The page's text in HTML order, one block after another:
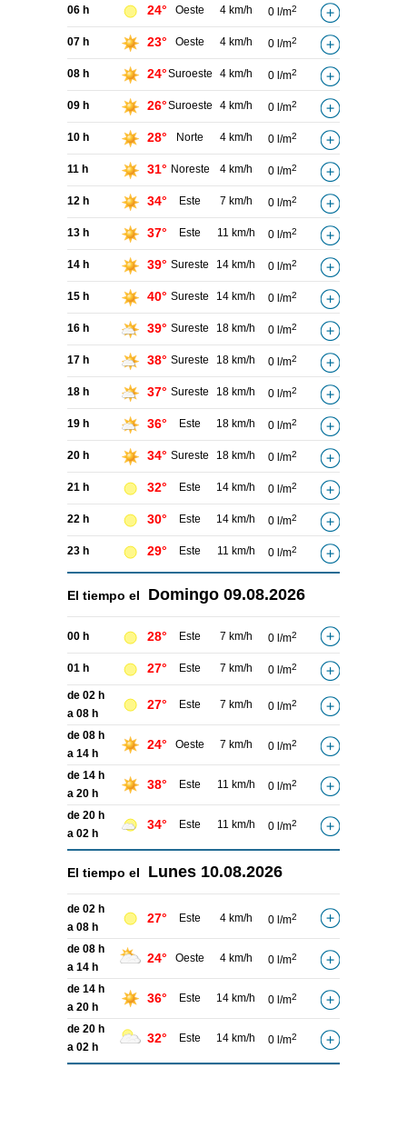
06 h 24° Oeste 4 km/h 0 l/m2
07 h 23° Oeste 4 km/h 0 l/m2
08 h 24°Suroeste 4 km/h 0 l/m2
09 h 26°Suroeste 4 km/h 0 l/m2
10 h 28° Norte 4 km/h 0 l/m2
11 h 31° Noreste 4 km/h 0 l/m2
12 h 34° Este 7 km/h 0 l/m2
13 h 37° Este 11 km/h 0 l/m2
14 h 39° Sureste 14 km/h 0 l/m2
15 h 40° Sureste 14 km/h 0 l/m2
16 h 39° Sureste 18 km/h 0 l/m2
17 h 38° Sureste 18 km/h 0 l/m2
18 h 37° Sureste 18 km/h 0 l/m2
19 h 36° Este 18 km/h 0 l/m2
20 h 34° Sureste 18 km/h 0 l/m2
21 h 32° Este 14 km/h 0 l/m2
22 h 30° Este 14 km/h 0 l/m2
23 h 29° Este 11 km/h 0 l/m2
El tiempo el Domingo 09.08.2026
00 h 28° Este 7 km/h 0 l/m2
01 h 27° Este 7 km/h 0 l/m2
de 02 h
a 08 h
27° Este 7 km/h 0 l/m2
de 08 h
a 14 h
24° Oeste 7 km/h 0 l/m2
de 14 h
a 20 h
38° Este 11 km/h 0 l/m2
de 20 h
a 02 h
34° Este 11 km/h 0 l/m2
El tiempo el Lunes 10.08.2026
de 02 h
a 08 h
27° Este 4 km/h 0 l/m2
de 08 h
a 14 h
24° Oeste 4 km/h 0 l/m2
de 14 h
a 20 h
36° Este 14 km/h 0 l/m2
de 20 h
a 02 h
32° Este 14 km/h 0 l/m2